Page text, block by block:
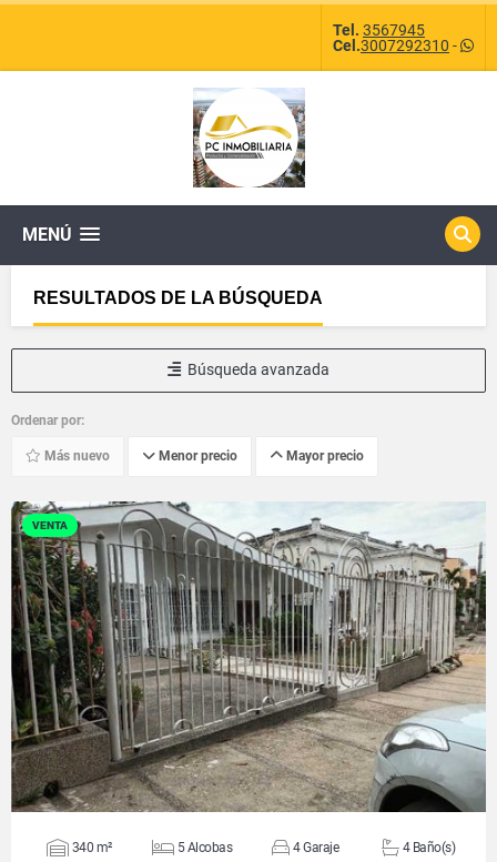
Tel. 3567945
Cel.3007292310 -
MENÚ
RESULTADOS DE LA BÚSQUEDA
Búsqueda avanzada
Ordenar por:
Más nuevo Menor precio Mayor precio
VENTA
VER DETALLES
340 m² 5 Alcobas 4 Garaje 4 Baño(s)